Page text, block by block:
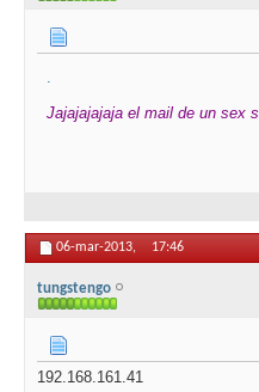
.
​Jajajajajaja el mail de un sex
06-mar-2013, 17:46
tungstengo
192.168.161.41